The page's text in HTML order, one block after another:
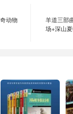
动物
羊道三部
场+深山